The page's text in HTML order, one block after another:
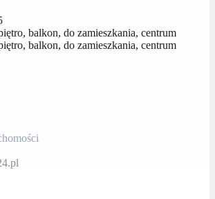
balkon, do zamieszkania, centrum
balkon, do zamieszkania, centrum